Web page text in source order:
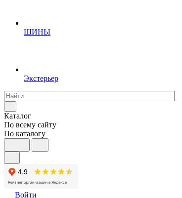
ШИНЫ
Экстерьер
Каталог
По всему сайту
По каталогу
Войти